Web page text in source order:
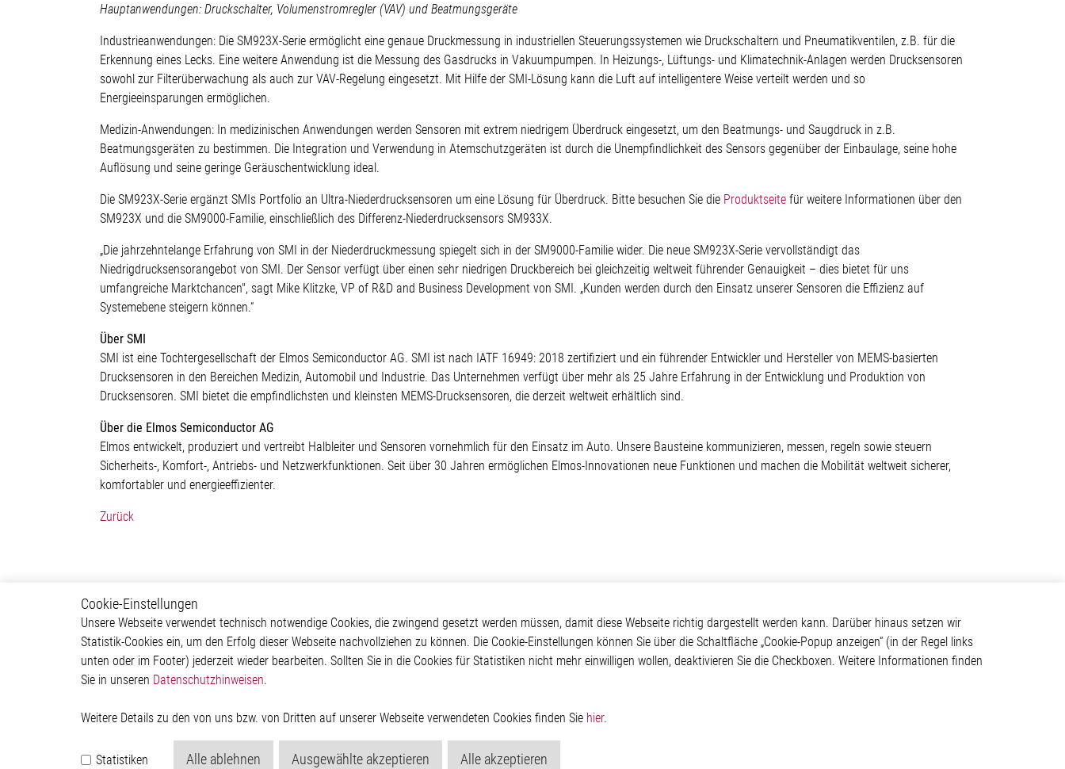
Hauptanwendungen: Druckschalter, Volumenstromregler (VAV) und Beatmungsgeräte
Industrieanwendungen: Die SM923X-Serie ermöglicht eine genaue Druckmessung in industriellen Steuerungssystemen wie Druckschaltern und Pneumatikventilen, z.B. für die
Erkennung eines Lecks. Eine weitere Anwendung ist die Messung des Gasdrucks in Vakuumpumpen. In Heizungs-, Lüftungs- und Klimatechnik-Anlagen werden Drucksensoren
sowohl zur Filterüberwachung als auch zur VAV-Regelung eingesetzt. Mit Hilfe der SMI-Lösung kann die Luft auf intelligentere Weise verteilt werden und so
Energieeinsparungen ermöglichen.
Medizin-Anwendungen: In medizinischen Anwendungen werden Sensoren mit extrem niedrigem Überdruck eingesetzt, um den Beatmungs- und Saugdruck in z.B.
Beatmungsgeräten zu bestimmen. Die Integration und Verwendung in Atemschutzgeräten ist durch die Unempfindlichkeit des Sensors gegenüber der Einbaulage, seine hohe
Auflösung und seine geringe Geräuschentwicklung ideal.
Die SM923X-Serie ergänzt SMIs Portfolio an Ultra-Niederdrucksensoren um eine Lösung für Überdruck. Bitte besuchen Sie die Produktseite für weitere Informationen über den
SM923X und die SM9000-Familie, einschließlich des Differenz-Niederdrucksensors SM933X.
„Die jahrzehntelange Erfahrung von SMI in der Niederdruckmessung spiegelt sich in der SM9000-Familie wider. Die neue SM923X-Serie vervollständigt das
Niedrigdrucksensorangebot von SMI. Der Sensor verfügt über einen sehr niedrigen Druckbereich bei gleichzeitig weltweit führender Genauigkeit – dies bietet für uns
umfangreiche Marktchancen", sagt Mike Klitzke, VP of R&D and Business Development von SMI. „Kunden werden durch den Einsatz unserer Sensoren die Effizienz auf
Systemebene steigern können.“
Über SMI
SMI ist eine Tochtergesellschaft der Elmos Semiconductor AG. SMI ist nach IATF 16949: 2018 zertifiziert und ein führender Entwickler und Hersteller von MEMS-basierten
Drucksensoren in den Bereichen Medizin, Automobil und Industrie. Das Unternehmen verfügt über mehr als 25 Jahre Erfahrung in der Entwicklung und Produktion von
Drucksensoren. SMI bietet die empfindlichsten und kleinsten MEMS-Drucksensoren, die derzeit weltweit erhältlich sind.
Über die Elmos Semiconductor AG
Elmos entwickelt, produziert und vertreibt Halbleiter und Sensoren vornehmlich für den Einsatz im Auto. Unsere Bausteine kommunizieren, messen, regeln sowie steuern
Sicherheits-, Komfort-, Antriebs- und Netzwerkfunktionen. Seit über 30 Jahren ermöglichen Elmos-Innovationen neue Funktionen und machen die Mobilität weltweit sicherer,
komfortabler und energieeffizienter.
Zurück
Newsroom
Pressemitteilungen
Events
Mediathek
Über Elmos
Unternehmen
Investor
Applikationen
Automotive
Our Solutions
Weitere Links
Glossar
Kontakt
Kontakt
Elmos Semiconductor SE
Werkstättenstraße 18
Cookie-Einstellungen
Unsere Webseite verwendet technisch notwendige Cookies, die zwingend gesetzt werden müssen, damit diese Webseite richtig dargestellt werden kann. Darüber hinaus setzen wir
Statistik-Cookies ein, um den Erfolg dieser Webseite nachvollziehen zu können. Die Cookie-Einstellungen können Sie über die Schaltfläche „Cookie-Popup anzeigen“ (in der Regel links
unten oder im Footer) jederzeit wieder bearbeiten. Sollten Sie in die Cookies für Statistiken nicht mehr einwilligen wollen, deaktivieren Sie die Checkboxen. Weitere Informationen finden
Sie in unseren Datenschutzhinweisen.
Weitere Details zu den von uns bzw. von Dritten auf unserer Webseite verwendeten Cookies finden Sie hier.
Statistiken Alle ablehnen Ausgewählte akzeptieren Alle akzeptieren